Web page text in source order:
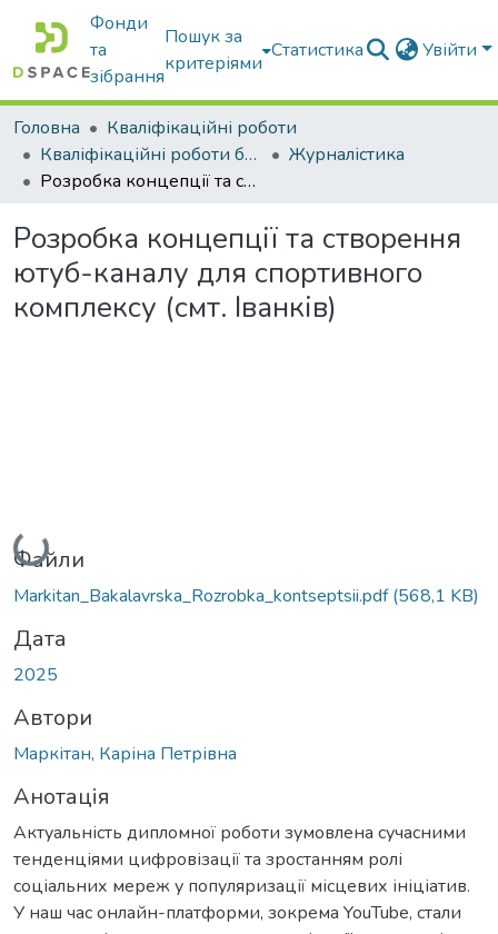
Фонди
та
зібрання
Пошук за
критеріями
Статистика Увійти
Головна
Кваліфікаційні роботи
Кваліфікаційні роботи бакалаврів
Журналістика
Розробка концепції та створення ютуб-каналу для спортивного комплексу (смт. Іванків)
Розробка концепції та створення
ютуб-каналу для спортивного
комплексу (смт. Іванків)
Вантажиться...
Файли
Markitan_Bakalavrska_Rozrobka_kontseptsii.pdf(568,1 KB)
Дата
2025
Автори
Маркітан, Каріна Петрівна
Анотація
Актуальність дипломної роботи зумовлена сучасними
тенденціями цифровізації та зростанням ролі
соціальних мереж у популяризації місцевих ініціатив.
У наш час онлайн-платформи, зокрема YouTube, стали